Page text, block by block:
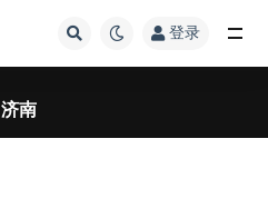
登录
济南